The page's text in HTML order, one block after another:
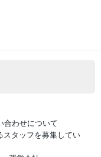
合わせについて
スタッフを募集してい